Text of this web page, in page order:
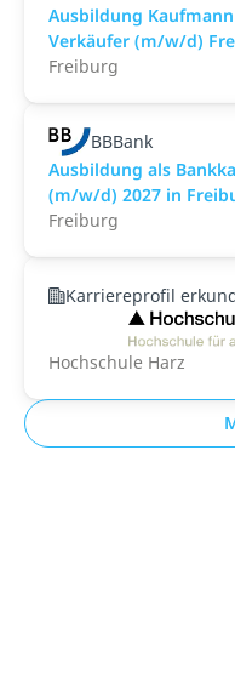
Ausbildung
Verkäufer (m/w/d)
Freiburg
BBBank
Ausbildung als
(m/w/d) 2027 in
Freiburg
Karriereprofil
Hochschule Harz